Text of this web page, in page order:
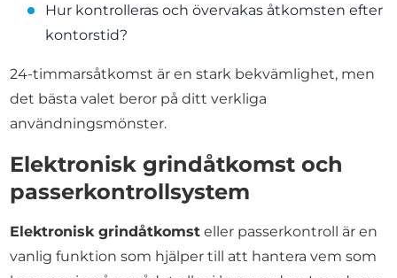
Hur kontrolleras och övervakas åtkomsten efter
kontorstid?
24-timmarsåtkomst är en stark bekvämlighet, men
det bästa valet beror på ditt verkliga
användningsmönster.
Elektronisk grindåtkomst och
passerkontrollsystem
Elektronisk grindåtkomst eller passerkontroll är en
vanlig funktion som hjälper till att hantera vem som